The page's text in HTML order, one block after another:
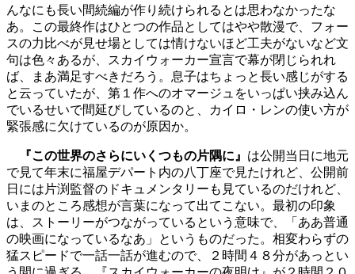
んなにも長い間続編が作り続けられるとは思わなかったな
あ。この最終作はひとつの作品としてはやや散漫で、フォー
スの力比べが見せ場としては情けないほど工夫がないなど文
句は色々あるが、スカイウォーカー宣言で幕が閉じられれ
ば、まあ満足すべきだろう。息子はちょっと長い感じがする
と云っていたが、第１作へのオマージュをいっぱい挟み込ん
でいるせいで間延びしているのと、カイロ・レンの使い方が
緊張感に欠けているのが原因か。
『この世界のさらにいくつもの片隅に』 は公開当日に地元
で見て年末に福屋デパート内の八丁座で見たけれど、公開前
日には片渕監督のドキュメンタリーも見ているのだけれど、
いまのところ感想が言葉になって出てこない。最初の印象
は、ストーリーがつながっているという意味で、「ああ普通
の映画になっているなあ」というものだった。相変わらずの
猛スピードで一話一話が進むので、２時間４８分があっとい